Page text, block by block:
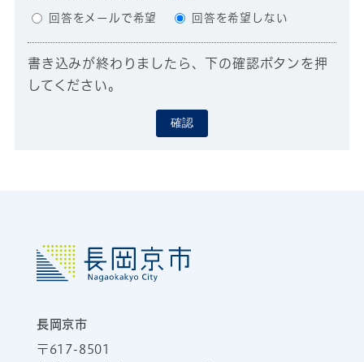
回答をメールで希望 回答を希望しない
書き込みが終わりましたら、下の確認ボタンを押
してください。
確認
長岡京市
〒617-8501